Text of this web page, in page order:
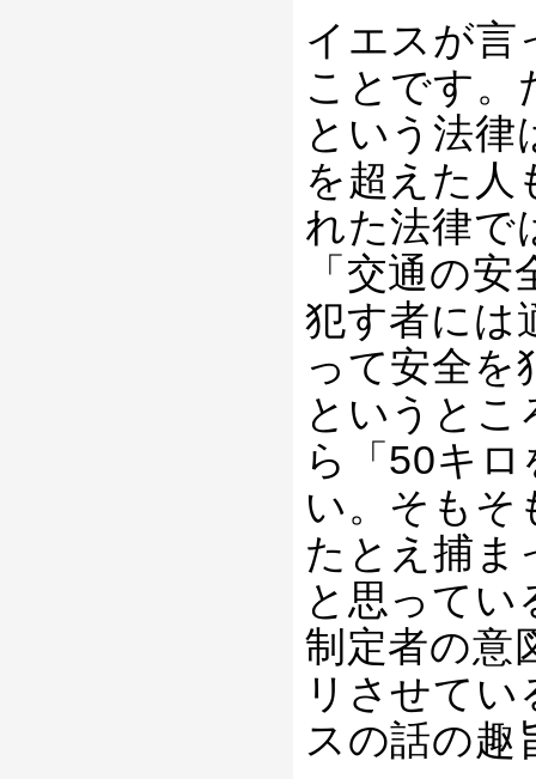
イエスが言
ことです。
という法律
を超えた人
れた法律で
「交通の
犯す者には
って安全を
というと
ら「50キ
い。そもそ
たとえ捕ま
と思ってい
制定者の意
リさせて
スの話の趣